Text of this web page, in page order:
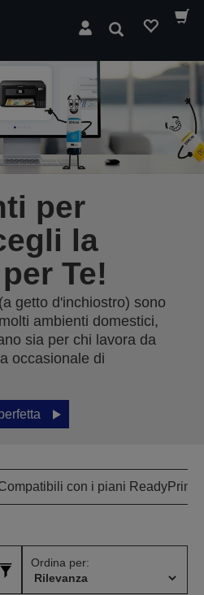
Cerca
per
la
Te!
getto d'inchiostro) sono
ambienti domestici,
sia per chi lavora da
occasionale di
con i piani ReadyPrint
Ordina per: